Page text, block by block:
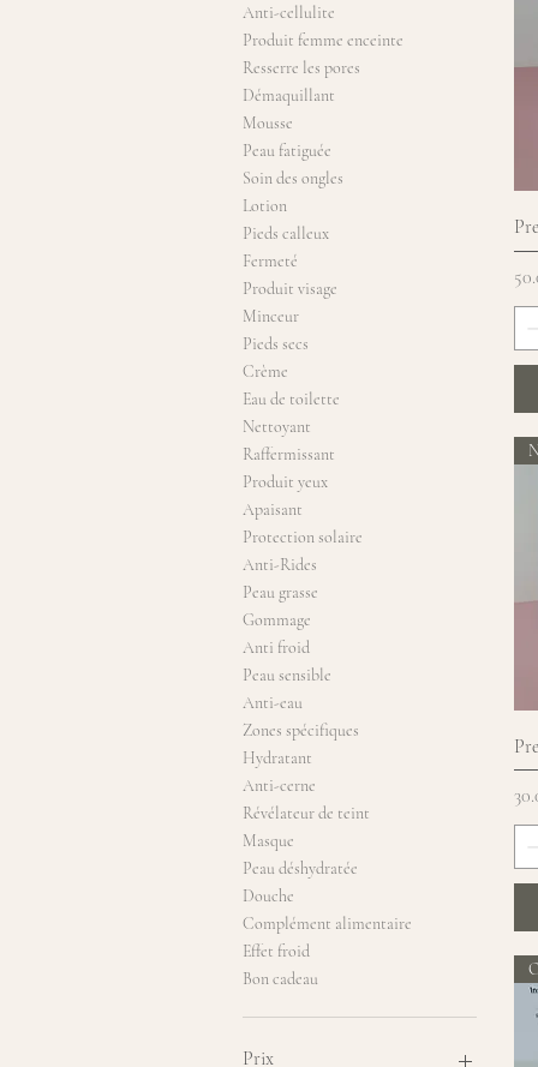
Anti-cellulite
Produit femme enceinte
Resserre les pores
Démaquillant
Mousse
Peau fatiguée
Soin des ongles
Lotion
Pieds calleux
Fermeté
Produit visage
Minceur
Pieds secs
Crème
Eau de toilette
Nettoyant
Raffermissant
Produit yeux
Apaisant
Protection solaire
Anti-Rides
Peau grasse
Gommage
Anti froid
Peau sensible
Anti-eau
Zones spécifiques
Hydratant
Anti-cerne
Révélateur de teint
Masque
Peau déshydratée
Douche
Complément alimentaire
Effet froid
Bon cadeau
Prix